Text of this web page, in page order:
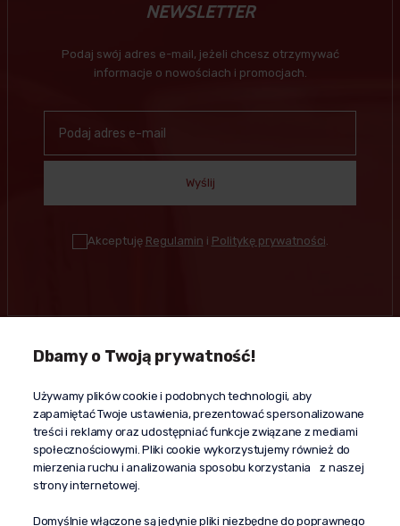
NEWSLETTER
Podaj swój adres e-mail, jeżeli chcesz otrzymywać
informacje o nowościach i promocjach.
Wyślij
Akceptuję Regulamin i Politykę prywatności.
Kontakt
+48 603 610 870
kontakt@propaganda24h.pl
“Propaganda"
al. Komisji Edukacji Narodowej 51/U5
02-797 Warszawa
Pomoc
Dbamy o Twoją prywatność!
Używamy plików cookie i podobnych technologii, aby
zapamiętać Twoje ustawienia, prezentować spersonalizowane
treści i reklamy oraz udostępniać funkcje związane z mediami
społecznościowymi. Pliki cookie wykorzystujemy również do
mierzenia ruchu i analizowania sposobu korzystania z naszej
strony internetowej.
Domyślnie włączone są jedynie pliki niezbędne do poprawnego